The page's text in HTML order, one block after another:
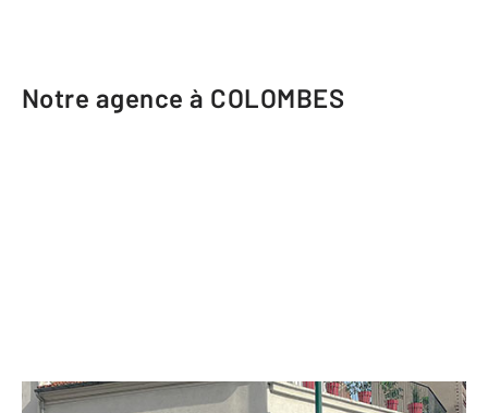
Notre agence à COLOMBES